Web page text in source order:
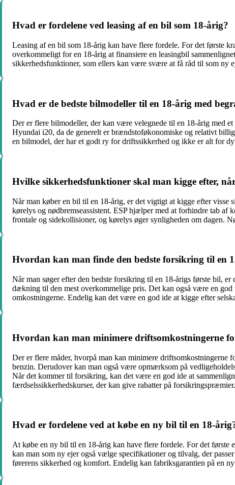
Hvad er fordelene ved leasing af en bil som 18-årig?
Leasing af en bil som 18-årig kan have flere fordele. For det første
overkommeligt for en 18-årig at finansiere en leasingbil
sikkerhedsfunktioner, som ellers kan være svære at få råd til som ny
Hvad er de bedste bilmodeller til en 18-årig med
Der er flere bilmodeller, der kan være velegnede til en 18-årig med
Hyundai i20, da de generelt er brændstoføkonomiske og relativt
en bilmodel, der har et godt ry for driftssikkerhed og ikke er alt for
Hvilke sikkerhedsfunktioner skal man kigge efter,
Når man køber en bil til en 18-årig, er det vigtigt at kigge efter
kørelys og nødbremseassistent. ESP hjælper med at forhindre tab af
frontale og sidekollisioner, og kørelys øger synligheden om dagen.
Hvordan kan man finde den bedste forsikring til en
Når man søger efter den bedste forsikring til en 18-årigs første bil,
dækning til den mest overkommelige pris. Det kan også være en
omkostningerne. Endelig kan det være en god ide at kigge efter
Hvordan kan man minimere driftsomkostningerne
Der er flere måder, hvorpå man kan minimere
benzin. Derudover kan man også være opmærksom på
Når det kommer til forsikring, kan det være en god ide at
færdselssikkerhedskurser, der kan give rabatter på forsikringspræmier.
Hvad er fordelene ved at købe en ny bil til en 18-
At købe en ny bil til en 18-årig kan have flere fordele. For det
kan man som ny ejer også vælge specifikationer og tilvalg, der
førerens sikkerhed og komfort. Endelig kan fabriksgarantien på en